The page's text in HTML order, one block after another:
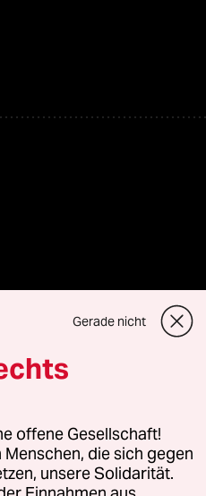
GmbH
Fragen oder für Genehmigungen
Gerade nicht
offene Gesellschaft!
die sich gegen
unsere Solidarität.